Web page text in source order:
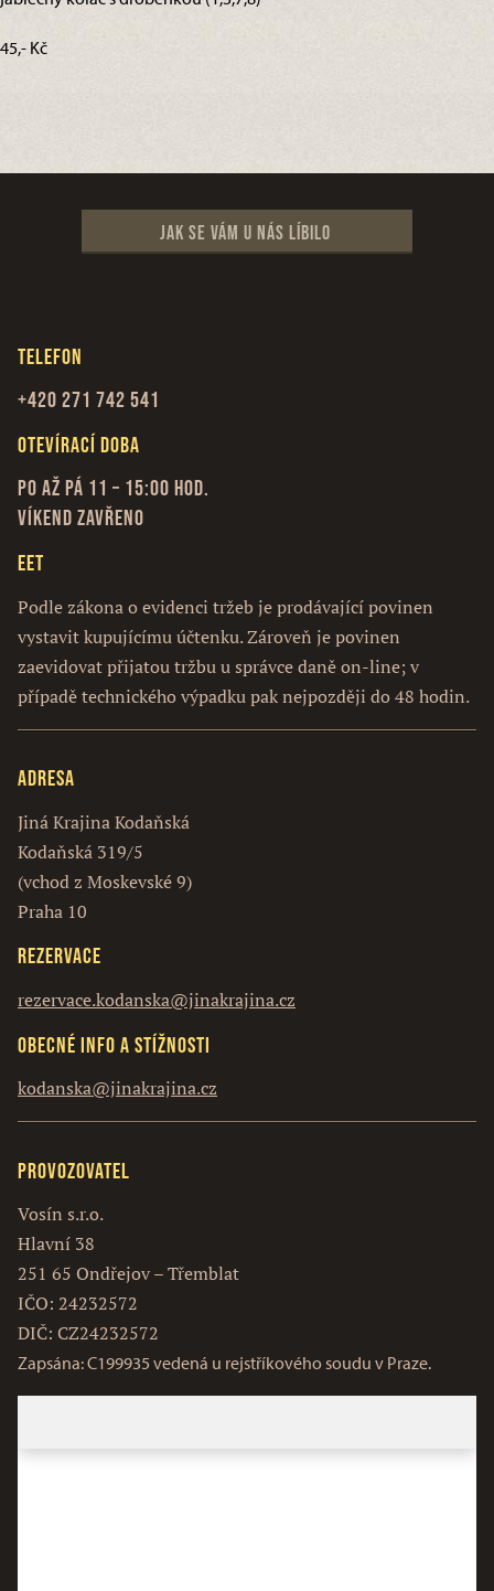
45,- Kč
Jak se vám u nás líbilo
Telefon
+420 271 742 541
Otevírací doba
Po až Pá 11 – 15:00 hod.
Víkend zavřeno
EET
Podle zákona o evidenci tržeb je prodávající povinen
vystavit kupujícímu účtenku. Zároveň je povinen
zaevidovat přijatou tržbu u správce daně on-line; v
případě technického výpadku pak nejpozději do 48 hodin.
Adresa
Jiná Krajina Kodaňská
Kodaňská 319/5
(vchod z Moskevské 9)
Praha 10
Rezervace
rezervace.kodanska@jinakrajina.cz
Obecné info a stížnosti
kodanska@jinakrajina.cz
Provozovatel
Vosín s.r.o.
Hlavní 38
251 65 Ondřejov – Třemblat
IČO: 24232572
DIČ: CZ24232572
Zapsána: C199935 vedená u rejstříkového soudu v Praze.